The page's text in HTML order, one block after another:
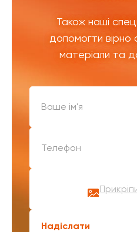
Також наші
допомогти вірно
матеріали та
Надіслати